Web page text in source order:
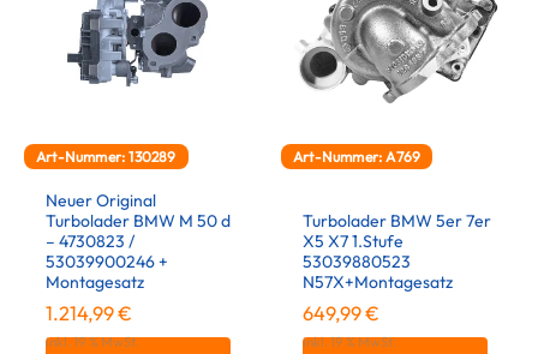
Art-Nummer: 130289
Neuer Original
Turbolader BMW M 50 d
– 4730823 /
53039900246 +
Montagesatz
1.214,99€
inkl. 19 % MwSt.
Art-Nummer: A769
Turbolader BMW 5er 7er
X5 X7 1.Stufe
53039880523
N57X+Montagesatz
649,99€
inkl. 19 % MwSt.